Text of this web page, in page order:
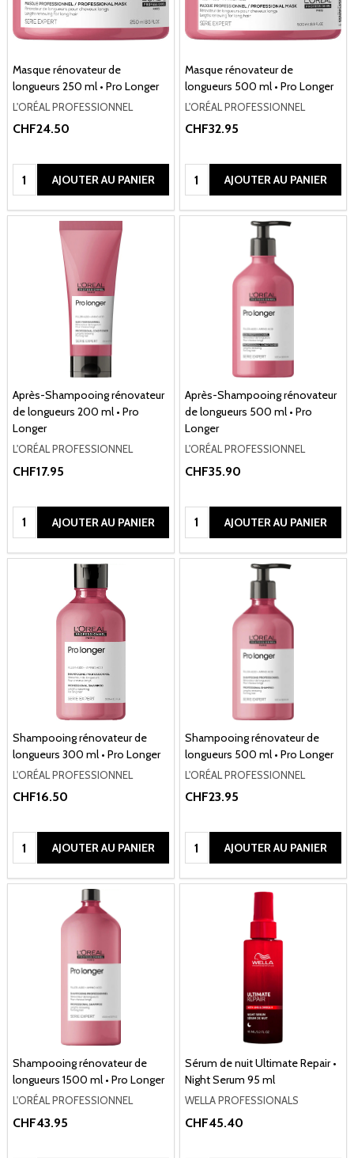
Masque rénovateur de
longueurs 250 ml • Pro Longer
L'ORÉAL PROFESSIONNEL
CHF24.50
Quantité:AJOUTER AU PANIER
Masque rénovateur de
longueurs 500 ml • Pro Longer
L'ORÉAL PROFESSIONNEL
CHF32.95
Quantité:AJOUTER AU PANIER
Après-Shampooing rénovateur
de longueurs 200 ml • Pro
Longer
L'ORÉAL PROFESSIONNEL
CHF17.95
Quantité:AJOUTER AU PANIER
Après-Shampooing rénovateur
de longueurs 500 ml • Pro
Longer
L'ORÉAL PROFESSIONNEL
CHF35.90
Quantité:AJOUTER AU PANIER
Shampooing rénovateur de
longueurs 300 ml • Pro Longer
L'ORÉAL PROFESSIONNEL
CHF16.50
Quantité:AJOUTER AU PANIER
Shampooing rénovateur de
longueurs 500 ml • Pro Longer
L'ORÉAL PROFESSIONNEL
CHF23.95
Quantité:AJOUTER AU PANIER
Shampooing rénovateur de
longueurs 1500 ml • Pro Longer
L'ORÉAL PROFESSIONNEL
CHF43.95
Sérum de nuit Ultimate Repair •
Night Serum 95 ml
WELLA PROFESSIONALS
CHF45.40